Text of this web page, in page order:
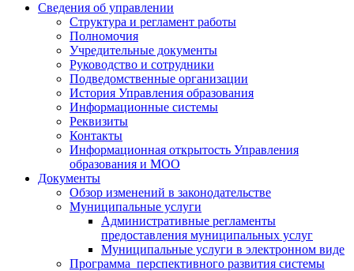
Сведения об управлении
Структура и регламент работы
Полномочия
Учредительные документы
Руководство и сотрудники
Подведомственные организации
История Управления образования
Информационные системы
Реквизиты
Контакты
Информационная открытость Управления
образования и МОО
Документы
Обзор изменений в законодательстве
Муниципальные услуги
Административные регламенты
предоставления муниципальных услуг
Муниципальные услуги в электронном виде
Программа перспективного развития системы